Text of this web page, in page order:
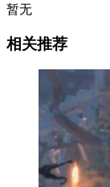
暂无
相关推荐